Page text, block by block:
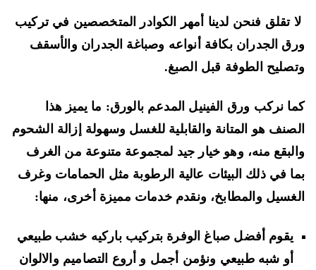
تقلق فنحن لدينا أمهر الكوادر المتخصصين في تركيب
الجدران بكافة أنواعه وصباغة الجدران والأسقف
الطوفة قبل الصبغ.
نركب ورق الفينيل المدعم بالورق: ما يميز هذا
هو المتانة والقابلية للغسل وسهولة إزالة الشحوم
منه، وهو خيار جيد لمجموعة متنوعة من الغرف
في ذلك البيئات عالية الرطوبة مثل الحمامات وغرف
والمطابخ، ونقدم خدمات مميزة أخرى، منها:
يقوم أفضل صباغ الوفرة بتركيب باركيه خشب طبيعي
أو شبه طبيعي ونؤمن أجمل و أروع التصاميم والالوان